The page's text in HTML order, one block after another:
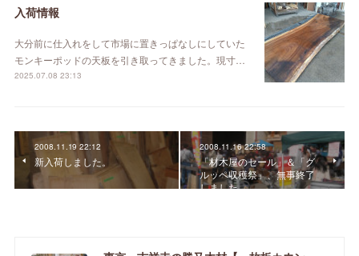
入荷情報
大分前に仕入れをして市場に置きっぱなしにしていた
モンキーポッドの天板を引き取ってきました。現寸…
2025.07.08 23:13
2008.11.19 22:12
新入荷しました。
2008.11.16 22:58
「材木屋のセール」＆「グ
ルッペ収穫祭」、無事終了
しました。